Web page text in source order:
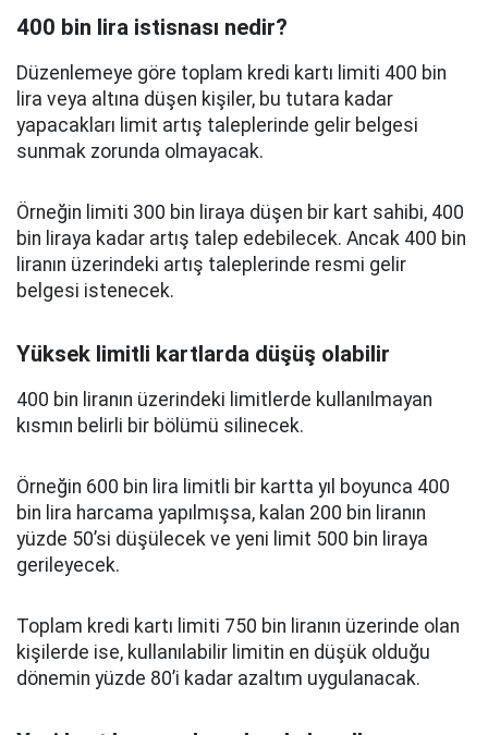
400 bin lira istisnası nedir?
Düzenlemeye göre toplam kredi kartı limiti 400 bin
lira veya altına düşen kişiler, bu tutara kadar
yapacakları limit artış taleplerinde gelir belgesi
sunmak zorunda olmayacak.
Örneğin limiti 300 bin liraya düşen bir kart sahibi, 400
bin liraya kadar artış talep edebilecek. Ancak 400 bin
liranın üzerindeki artış taleplerinde resmi gelir
belgesi istenecek.
Yüksek limitli kartlarda düşüş olabilir
400 bin liranın üzerindeki limitlerde kullanılmayan
kısmın belirli bir bölümü silinecek.
Örneğin 600 bin lira limitli bir kartta yıl boyunca 400
bin lira harcama yapılmışsa, kalan 200 bin liranın
yüzde 50’si düşülecek ve yeni limit 500 bin liraya
gerileyecek.
Toplam kredi kartı limiti 750 bin liranın üzerinde olan
kişilerde ise, kullanılabilir limitin en düşük olduğu
dönemin yüzde 80’i kadar azaltım uygulanacak.